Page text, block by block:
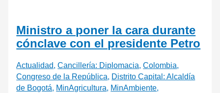
Ministro a poner la cara durante
cónclave con el presidente Petro
Actualidad,Cancillería: Diplomacia,Colombia,
Congreso de la República, Distrito Capital: Alcaldía
de Bogotá, MinAgricultura, MinAmbiente,